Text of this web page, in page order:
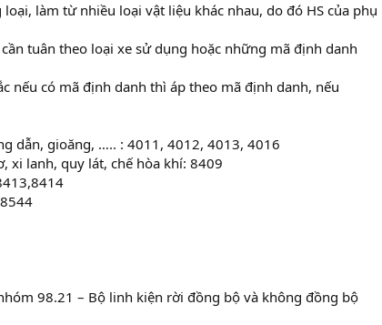
làm từ nhiều loại vật liệu khác nhau, do đó HS của phụ
tuân theo loại xe sử dụng hoặc những mã định danh
nếu có mã định danh thì áp theo mã định danh, nếu
dẫn, gioăng, ….. : 4011, 4012, 4013, 4016
xi lanh, quy lát, chế hòa khí: 8409
98.21 – Bộ linh kiện rời đồng bộ và không đồng bộ